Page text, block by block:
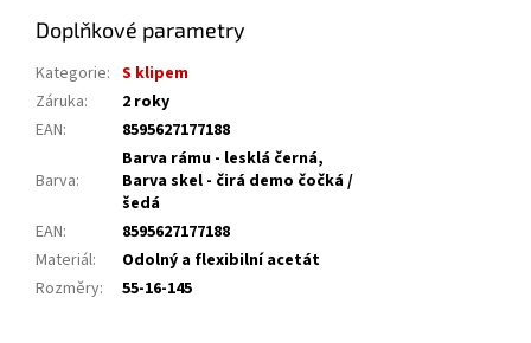
Doplňkové parametry
Kategorie: S klipem
Záruka:
2 roky
EAN: 8595627177188
Barva:
Barva rámu - lesklá černá,
Barva skel - čirá demo čočká /
šedá
EAN:
8595627177188
Materiál:
Odolný a flexibilní acetát
Rozměry: 55-16-145